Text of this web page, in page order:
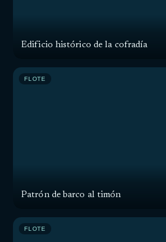
Edificio histórico de la cofradía
Patrón de barco al timón
FLOTE
FLOTE